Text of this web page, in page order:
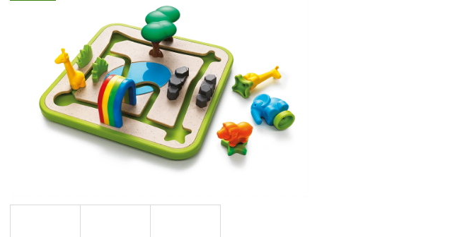
SILIKONOVÁ VODNÍ BOMBA -
ORANŽOVÁ (ZNOVUPOUŽITELNÁ)|
MÁMY V REJŽI
55 Kč